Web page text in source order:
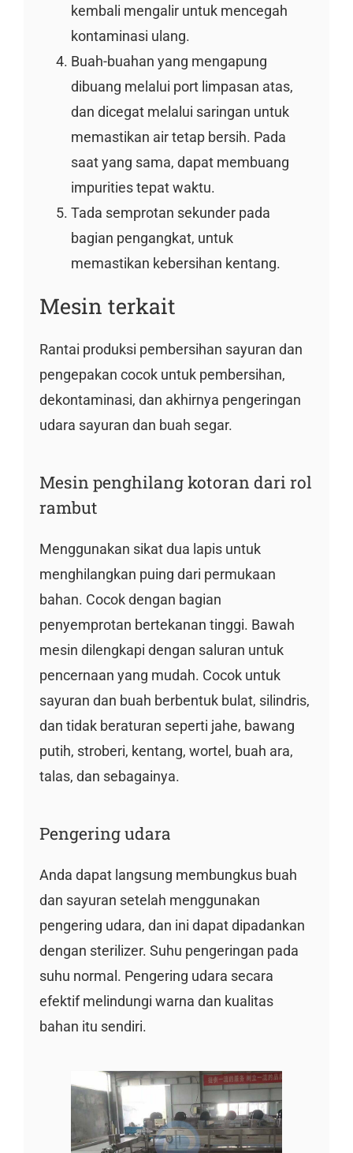
kembali mengalir untuk mencegah
kontaminasi ulang.
Buah-buahan yang mengapung
dibuang melalui port limpasan atas,
dan dicegat melalui saringan untuk
memastikan air tetap bersih. Pada
saat yang sama, dapat membuang
impurities tepat waktu.
Tada semprotan sekunder pada
bagian pengangkat, untuk
memastikan kebersihan kentang.
Mesin terkait
Rantai produksi pembersihan sayuran dan
pengepakan cocok untuk pembersihan,
dekontaminasi, dan akhirnya pengeringan
udara sayuran dan buah segar.
Mesin penghilang kotoran dari rol
rambut
Menggunakan sikat dua lapis untuk
menghilangkan puing dari permukaan
bahan. Cocok dengan bagian
penyemprotan bertekanan tinggi. Bawah
mesin dilengkapi dengan saluran untuk
pencernaan yang mudah. Cocok untuk
sayuran dan buah berbentuk bulat, silindris,
dan tidak beraturan seperti jahe, bawang
putih, stroberi, kentang, wortel, buah ara,
talas, dan sebagainya.
Pengering udara
Anda dapat langsung membungkus buah
dan sayuran setelah menggunakan
pengering udara, dan ini dapat dipadankan
dengan sterilizer. Suhu pengeringan pada
suhu normal. Pengering udara secara
efektif melindungi warna dan kualitas
bahan itu sendiri.